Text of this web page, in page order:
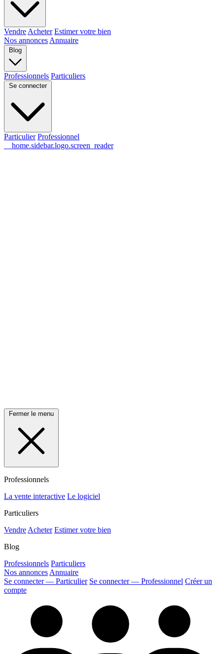
Vendre Acheter Estimer votre bien
Nos annonces Annuaire
Blog
Professionnels Particuliers
Se connecter
Particulier Professionnel
__home.sidebar.logo.screen_reader
Fermer le menu
Professionnels
La vente interactive Le logiciel
Particuliers
Vendre Acheter Estimer votre bien
Blog
Professionnels Particuliers
Nos annonces Annuaire
Se connecter — Particulier Se connecter — Professionnel Créer un
compte